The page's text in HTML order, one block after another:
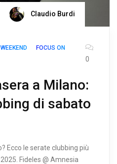
Claudio Burdi
FOCUS ON
0
a Milano:
di sabato
Ecco le serate clubbing più
Fideles @ Amnesia